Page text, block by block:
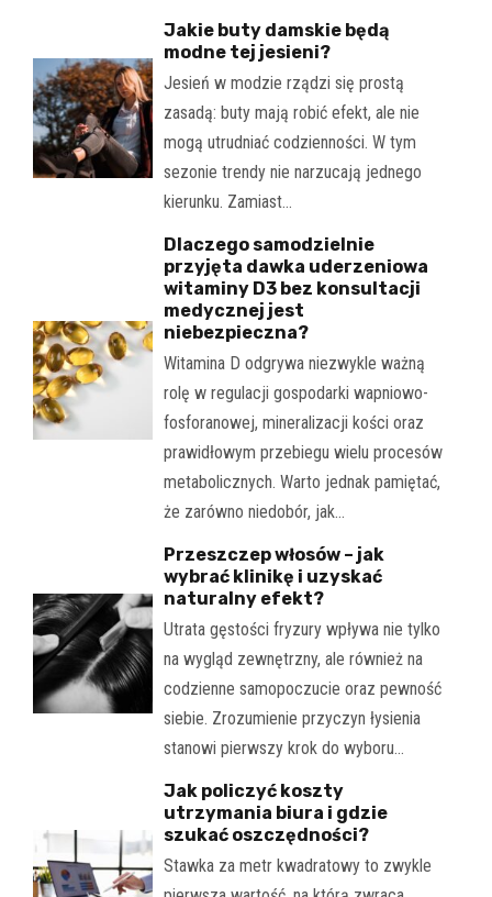
Jakie buty damskie będą
modne tej jesieni?
Jesień w modzie rządzi się prostą
zasadą: buty mają robić efekt, ale nie
mogą utrudniać codzienności. W tym
sezonie trendy nie narzucają jednego
kierunku. Zamiast…
Dlaczego samodzielnie
przyjęta dawka uderzeniowa
witaminy D3 bez konsultacji
medycznej jest
niebezpieczna?
Witamina D odgrywa niezwykle ważną
rolę w regulacji gospodarki wapniowo-
fosforanowej, mineralizacji kości oraz
prawidłowym przebiegu wielu procesów
metabolicznych. Warto jednak pamiętać,
że zarówno niedobór, jak…
Przeszczep włosów – jak
wybrać klinikę i uzyskać
naturalny efekt?
Utrata gęstości fryzury wpływa nie tylko
na wygląd zewnętrzny, ale również na
codzienne samopoczucie oraz pewność
siebie. Zrozumienie przyczyn łysienia
stanowi pierwszy krok do wyboru…
Jak policzyć koszty
utrzymania biura i gdzie
szukać oszczędności?
Stawka za metr kwadratowy to zwykle